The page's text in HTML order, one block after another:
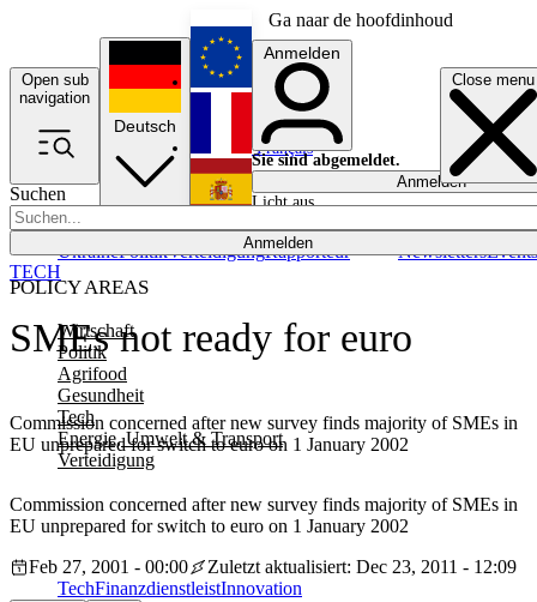
Ga naar de hoofdinhoud
Open sub
navigation
Close menu
Suchen
Anmelden
POLICY AREAS
Wirtschaft
Politik
Agrifood
Gesundheit
Tech
Energie, Umwelt & Transport
Verteidigung
UkrainePolitikVerteidigungRapporteur NewslettersEvents
Deutsch
English
Français
Anmelden
Sie sind abgemeldet.
Anmelden
Licht aus
SMEs not ready for euro
Commission concerned after new survey finds majority of SMEs in
EU unprepared for switch to euro on 1 January 2002
TECH
Commission concerned after new survey finds majority of SMEs in
EU unprepared for switch to euro on 1 January 2002
Feb 27, 2001 - 00:00
Zuletzt aktualisiert: Dec 23, 2011 - 12:09
TechFinanzdienstleistInnovation